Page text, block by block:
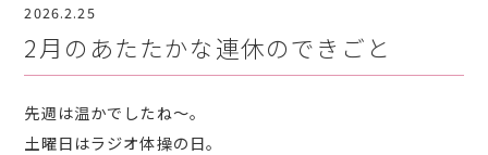
2026.2.25
2月のあたたかな連休のできごと
先週は温かでしたね～。
土曜日はラジオ体操の日。